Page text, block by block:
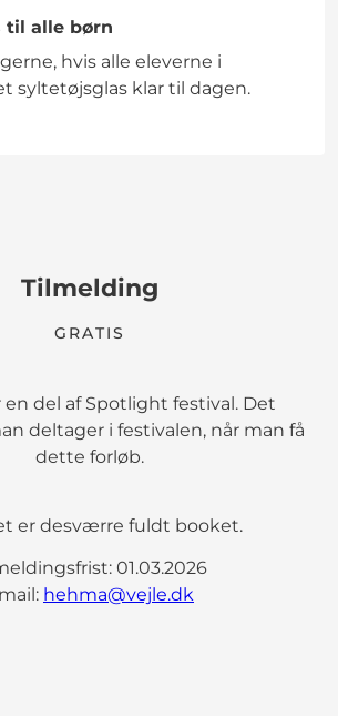
til alle børn
hvis alle eleverne i
syltetøjsglas klar til dagen.
Tilmelding
GRATIS
en del af Spotlight festival. Det
deltager i festivalen, når man få
dette forløb.
er desværre fuldt booket.
01.03.2026
hehma@vejle.dk